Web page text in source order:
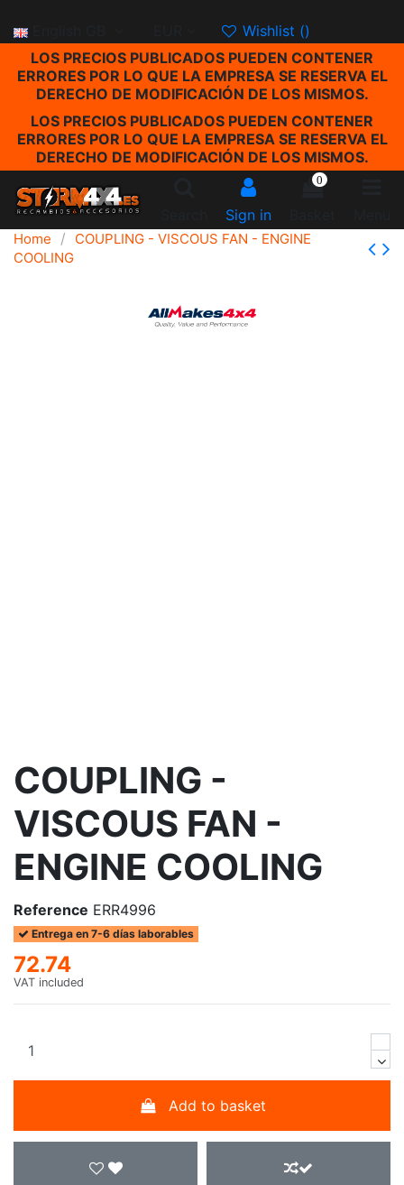
Wishlist ()
LOS PRECIOS PUBLICADOS PUEDEN CONTENER
ERRORES POR LO QUE LA EMPRESA SE RESERVA EL
DERECHO DE MODIFICACIÓN DE LOS MISMOS.
LOS PRECIOS PUBLICADOS PUEDEN CONTENER
ERRORES POR LO QUE LA EMPRESA SE RESERVA EL
DERECHO DE MODIFICACIÓN DE LOS MISMOS.
Sign in
0
Home
COUPLING - VISCOUS FAN - ENGINE
COOLING
COUPLING -
VISCOUS FAN -
ENGINE COOLING
Reference ERR4996
Entrega en 7-6 días laborables
72.74
VAT included
Add to basket